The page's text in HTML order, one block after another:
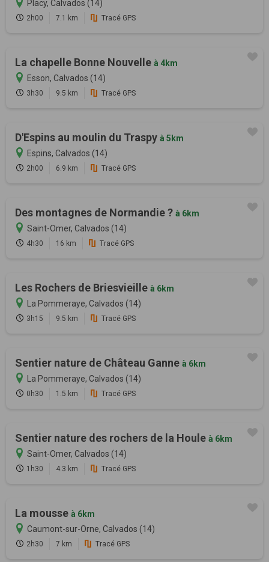
Placy, Calvados (14)
2h00 7.1 km Tracé GPS
La chapelle Bonne Nouvelle à 4km
Esson, Calvados (14)
3h30 9.5 km Tracé GPS
D'Espins au moulin du Traspy à 5km
Espins, Calvados (14)
2h00 6.9 km Tracé GPS
Des montagnes de Normandie ? à 6km
Saint-Omer, Calvados (14)
4h30 16 km Tracé GPS
Les Rochers de Briesvieille à 6km
La Pommeraye, Calvados (14)
3h15 9.5 km Tracé GPS
Sentier nature de Château Ganne à 6km
La Pommeraye, Calvados (14)
0h30 1.5 km Tracé GPS
Sentier nature des rochers de la Houle à 6km
Saint-Omer, Calvados (14)
1h30 4.3 km Tracé GPS
La mousse à 6km
Caumont-sur-Orne, Calvados (14)
2h30 7 km Tracé GPS